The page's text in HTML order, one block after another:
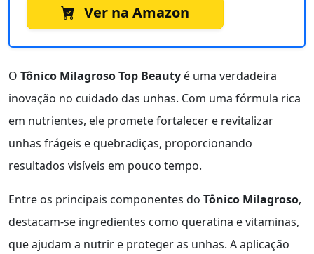
Ver na Amazon
O Tônico Milagroso Top Beauty é uma verdadeira
inovação no cuidado das unhas. Com uma fórmula rica
em nutrientes, ele promete fortalecer e revitalizar
unhas frágeis e quebradiças, proporcionando
resultados visíveis em pouco tempo.
Entre os principais componentes do Tônico Milagroso,
destacam-se ingredientes como queratina e vitaminas,
que ajudam a nutrir e proteger as unhas. A aplicação